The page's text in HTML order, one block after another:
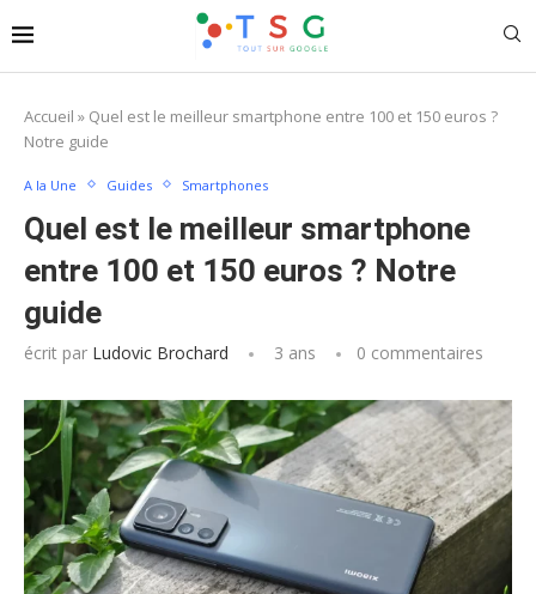
Accueil » Quel est le meilleur smartphone entre 100 et 150 euros ?
Notre guide
A la Une Guides Smartphones
Quel est le meilleur smartphone
entre 100 et 150 euros ? Notre
guide
écrit par Ludovic Brochard 3 ans 0 commentaires